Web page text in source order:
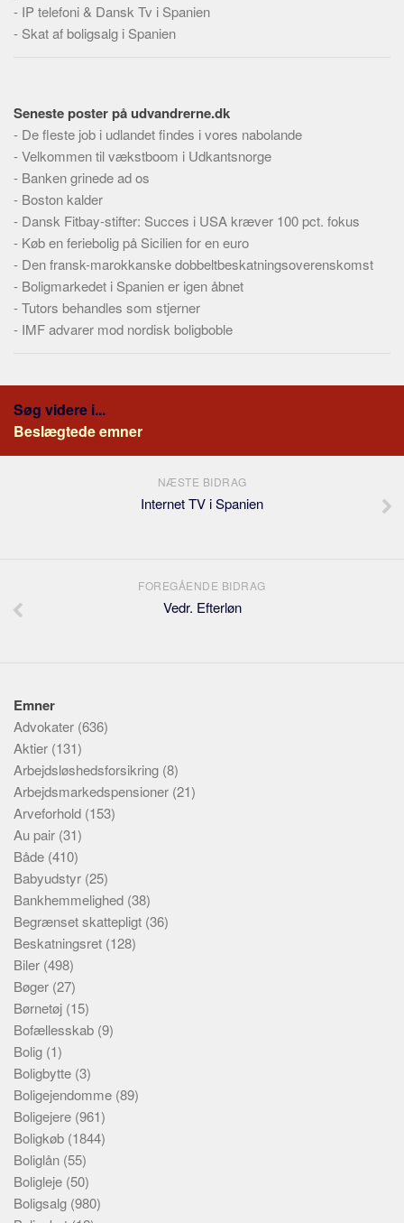
- IP telefoni & Dansk Tv i Spanien
- Skat af boligsalg i Spanien
Seneste poster på udvandrerne.dk
- De fleste job i udlandet findes i vores nabolande
-Velkommen til vækstboom i Udkantsnorge
- Banken grinede ad os
- Boston kalder
- Dansk Fitbay-stifter: Succes i USA kræver 100 pct. fokus
- Køb en feriebolig på Sicilien for en euro
- Den fransk-marokkanske dobbeltbeskatningsoverenskomst
- Boligmarkedet i Spanien er igen åbnet
-Tutors behandles som stjerner
- IMF advarer mod nordisk boligboble
Søg videre i...
Beslægtede emner
NÆSTE BIDRAG
Internet TV i Spanien
FOREGÅENDE BIDRAG
Vedr. Efterløn
Emner
Advokater (636)
Aktier (131)
Arbejdsløshedsforsikring (8)
Arbejdsmarkedspensioner (21)
Arveforhold (153)
Au pair (31)
Både (410)
Babyudstyr (25)
Bankhemmelighed (38)
Begrænset skattepligt (36)
Beskatningsret (128)
Biler (498)
Bøger (27)
Børnetøj (15)
Bofællesskab (9)
Bolig (1)
Boligbytte (3)
Boligejendomme (89)
Boligejere (961)
Boligkøb (1844)
Boliglån (55)
Boligleje (50)
Boligsalg (980)